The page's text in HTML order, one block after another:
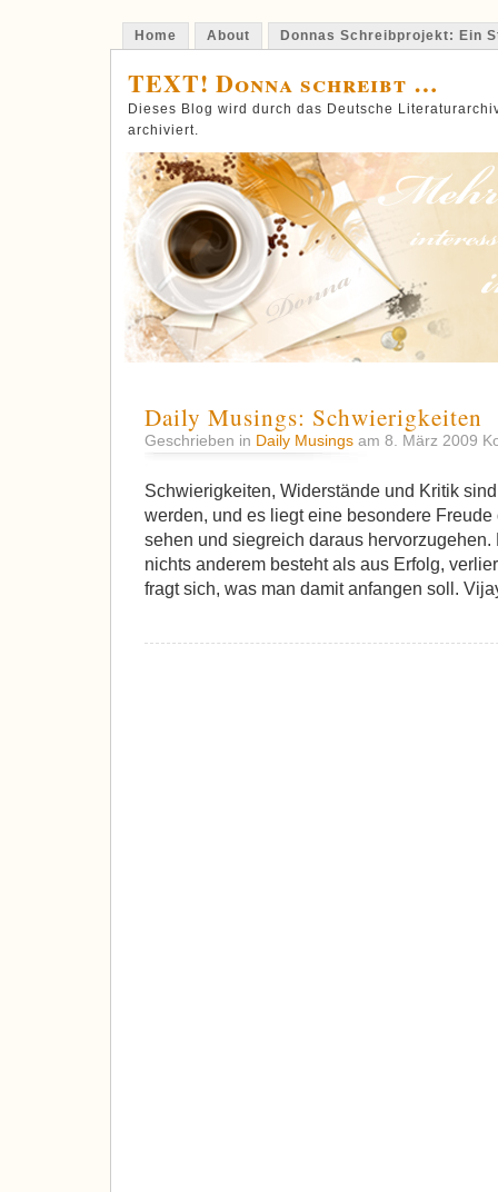
Home About Donnas Schreibprojekt: Ein
TEXT! Donna schreibt …
Dieses Blog wird durch das Deutsche
archiviert.
Daily Musings: Schwierigkeiten
Geschrieben in Daily Musings am 8. März 2009
Schwierigkeiten, Widerstände und Kritik
werden, und es liegt eine besondere
sehen und siegreich daraus
nichts anderem besteht als aus Erfolg,
fragt sich, was man damit anfangen soll.